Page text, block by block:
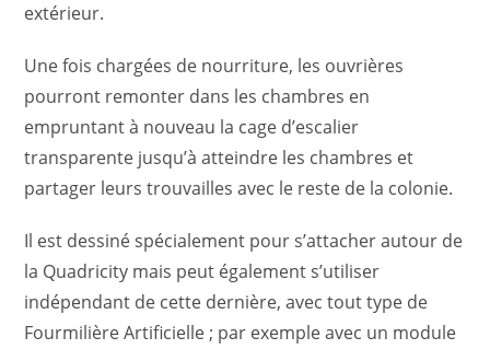
extérieur.
Une fois chargées de nourriture, les ouvrières
pourront remonter dans les chambres en
empruntant à nouveau la cage d’escalier
transparente jusqu’à atteindre les chambres et
partager leurs trouvailles avec le reste de la colonie.
Il est dessiné spécialement pour s’attacher autour de
la Quadricity mais peut également s’utiliser
indépendant de cette dernière, avec tout type de
Fourmilière Artificielle ; par exemple avec un module